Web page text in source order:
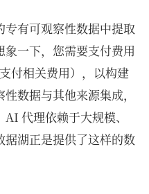
有可观察性数据中提取
一下，您需要支付费用
付相关费用），以构建
数据与其他来源集成，
代理依赖于大规模、
湖正是提供了这样的数